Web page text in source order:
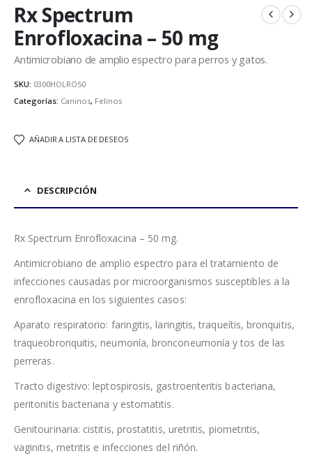
Rx Spectrum
Enrofloxacina – 50 mg
Antimicrobiano de amplio espectro para perros y gatos.
SKU: 0300HOLRO50
Categorías: Caninos, Felinos
AÑADIR A LISTA DE DESEOS
DESCRIPCIÓN
Rx Spectrum Enrofloxacina – 50 mg.
Antimicrobiano de amplio espectro para el tratamiento de
infecciones causadas por microorganismos susceptibles a la
enrofloxacina en los siguientes casos:
Aparato respiratorio: faringitis, laringitis, traqueítis, bronquitis,
traqueobronquitis, neumonía, bronconeumonía y tos de las
perreras.
Tracto digestivo: leptospirosis, gastroenteritis bacteriana,
peritonitis bacteriana y estomatitis.
Genitourinaria: cistitis, prostatitis, uretritis, piometritis,
vaginitis, metritis e infecciones del riñón.